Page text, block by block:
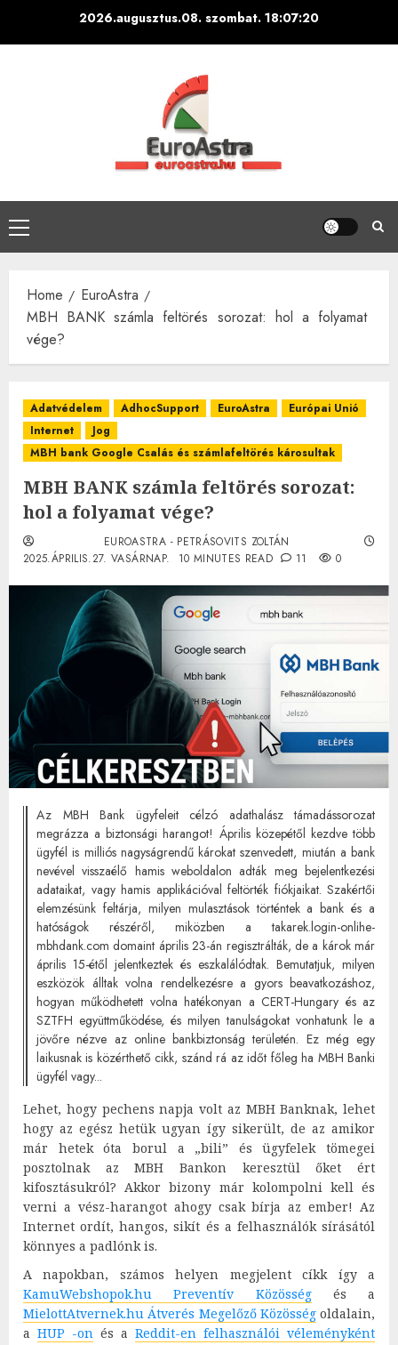
2026.augusztus.08. szombat.18:07:21
Primary
Menu
Home
EuroAstra
MBH BANK számla feltörés sorozat: hol a folyamat
vége?
Adatvédelem AdhocSupport EuroAstra
Európai Unió
Internet
Jog
MBH bank Google Csalás és számlafeltörés károsultak
MBH BANK számla feltörés sorozat:
hol a folyamat vége?
EUROASTRA - PETRÁSOVITS ZOLTÁN
2025.ÁPRILIS.27. VASÁRNAP.
10 MINUTES READ 11 0
Az MBH Bank ügyfeleit célzó adathalász támadássorozat
megrázza a biztonsági harangot! Április közepétől kezdve több
ügyfél is milliós nagyságrendű károkat szenvedett, miután a bank
nevével visszaélő hamis weboldalon adták meg bejelentkezési
adataikat, vagy hamis applikációval feltörték fiókjaikat. Szakértői
elemzésünk feltárja, milyen mulasztások történtek a bank és a
hatóságok részéről, miközben a takarek.login-onlihe-
mbhdank.com domaint április 23-án regisztrálták, de a károk már
április 15-étől jelentkeztek és eszkalálódtak. Bemutatjuk, milyen
eszközök álltak volna rendelkezésre a gyors beavatkozáshoz,
hogyan működhetett volna hatékonyan a CERT-Hungary és az
SZTFH együttműködése, és milyen tanulságokat vonhatunk le a
jövőre nézve az online bankbiztonság területén. Ez még egy
laikusnak is közérthető cikk, szánd rá az időt főleg ha MBH Banki
ügyfél vagy...
Lehet, hogy pechens napja volt az MBH Banknak, lehet
hogy az egész hetük ugyan így sikerült, de az amikor
már hetek óta borul a „bili” és ügyfelek tömegei
posztolnak az MBH Bankon keresztül őket ért
kifosztásukról? Akkor bizony már kolompolni kell és
verni a vész-harangot ahogy csak bírja az ember! Az
Internet ordít, hangos, sikít és a felhasználók sírásától
könnyes a padlónk is.
A napokban, számos helyen megjelent cíkk így a
KamuWebshopok.hu Preventív Közösségés a
MielottAtvernek.hu Átverés Megelőző Közösségoldalain,
a HUP -on és a Reddit-en felhasználói véleményként